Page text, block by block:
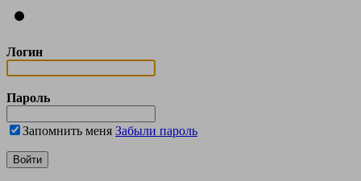
Логин
Пароль
Запомнить меня Забыли пароль